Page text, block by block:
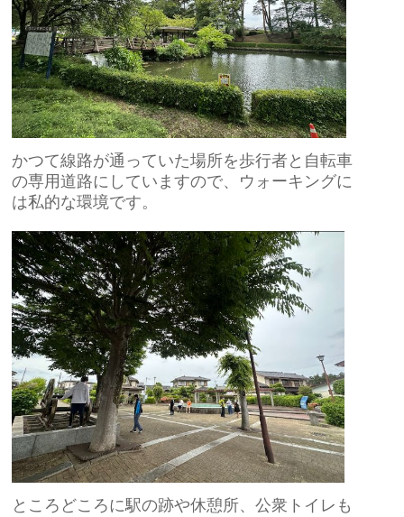
かつて線路が通っていた場所を歩行者と自転車
の専用道路にしていますので、ウォーキングに
は私的な環境です。
ところどころに駅の跡や休憩所、公衆トイレも